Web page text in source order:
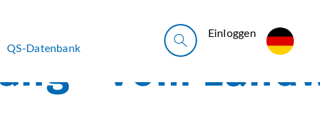
QS-Datenbank
Ein­log­gen